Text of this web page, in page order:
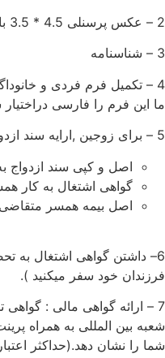
2 – عکس پرسنلی 4.5 * 3.5 با پس زمینه سفید
3 – شناسنامه
4 – تکمیل فرم فردی و
ما این فرم را فارسی
5 – برای زوجین ,ارایه سند ازدواج لازم است (اگر با هم سفر میکنید)
اصل و کپی سند ازدواج
گواهی اشتغال به کار
اصل بیمه همسر
6– داشتن گواهی اشتغال به
فرزندان خود سفر میکنید ).
7 – ارائه گواهی مالی :
شعبه بین المللی به همراه
شما را نشان دهد.(حداکثر